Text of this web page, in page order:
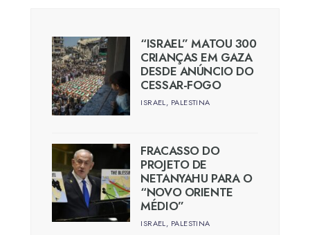
“ISRAEL” MATOU 300
CRIANÇAS EM GAZA
DESDE ANÚNCIO DO
CESSAR-FOGO
ISRAEL, PALESTINA
FRACASSO DO
PROJETO DE
NETANYAHU PARA O
“NOVO ORIENTE
MÉDIO”
ISRAEL, PALESTINA